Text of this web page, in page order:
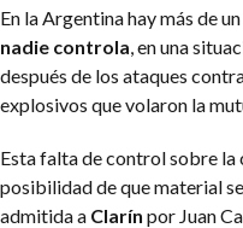
En la Argentina hay más de
nadie controla, en una
después de los ataques
explosivos que volaron la
Esta falta de control sobre la
posibilidad de que material
admitida a Clarín por Juan